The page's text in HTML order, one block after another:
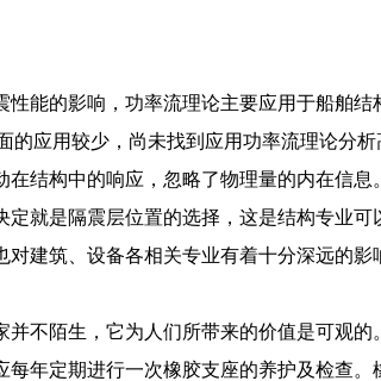
性能的影响，功率流理论主要应用于船舶
的应用较少，尚未找到应用功率流理论分
结构中的响应，忽略了物理量的内在信息。
定就是隔震层位置的选择，这是结构专业
对建筑、设备各相关专业有着十分深远的
并不陌生，它为人们所带来的价值是可观
每年定期进行一次橡胶支座的养护及检查